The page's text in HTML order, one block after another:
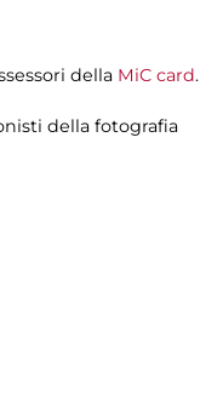
della MiC card.
della fotografia